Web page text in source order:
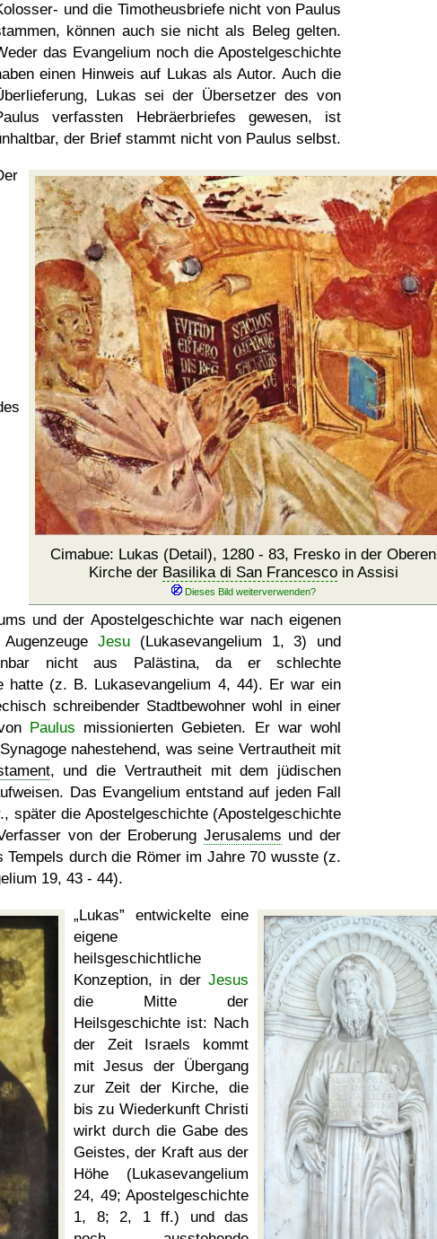
und die Timotheusbriefe nicht von Paulus
können auch sie nicht als Beleg gelten.
das Evangelium noch die Apostelgeschichte
einen Hinweis auf Lukas als Autor. Auch die
Lukas sei der Übersetzer des von
verfassten Hebräerbriefes gewesen, ist
der Brief stammt nicht von Paulus selbst.
Cimabue: Lukas (Detail), 1280 - 83, Fresko in der Oberen
Kirche der Basilika di San Francescoin Assisi
und der Apostelgeschichte war nach eigenen
AugenzeugeJesu (Lukasevangelium 1, 3) und
nicht aus Palästina, da er schlechte
hatte (z. B. Lukasevangelium 4, 44). Er war ein
schreibender Stadtbewohner wohl in einer
Paulus missionierten Gebieten. Er war wohl
nahestehend, was seine Vertrautheit mit
, und die Vertrautheit mit dem jüdischen
Das Evangelium entstand auf jeden Fall
später die Apostelgeschichte (Apostelgeschichte
von der Eroberung Jerusalems und der
Tempels durch die Römer im Jahre 70 wusste (z.
19, 43 - 44).
Lukas
entwickelte eine
eigene
heilsgeschichtliche
Konzeption, in der Jesus
die Mitte der
Heilsgeschichte ist: Nach
der Zeit Israels kommt
mit Jesus der Übergang
zur Zeit der Kirche, die
bis zu Wiederkunft Christi
wirkt durch die Gabe des
Geistes, der Kraft aus der
Höhe (Lukasevangelium
24, 49; Apostelgeschichte
1, 8; 2, 1 ff.) und das